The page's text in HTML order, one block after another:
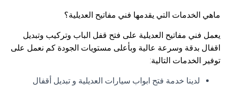
ماهي الخدمات التي يقدمها فني مفاتيح العديلية؟
يعمل فني مفاتيح العديلية على فتح قفل الباب وتركيب وتبديل
اقفال بدقة وسرعة عالية وبأعلى مستويات الجودة كم نعمل على
توفير الخدمات التالية:
لدينا خدمة فتح ابواب سيارات العديلية و تبديل أقفال